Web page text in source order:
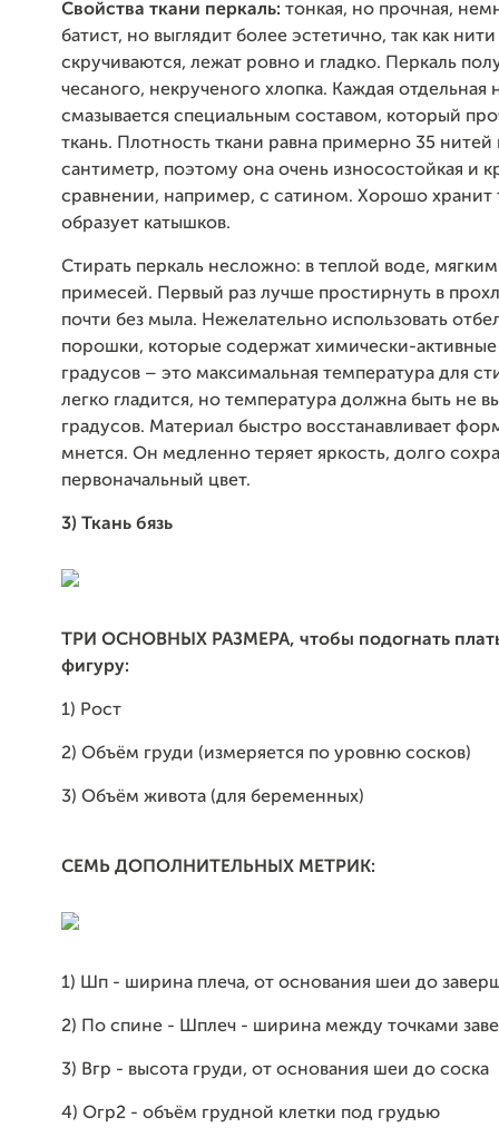
Свойства ткани перкаль: тонкая, но прочная,
батист, но выглядит более эстетично, так как
скручиваются, лежат ровно и гладко. Перкаль
чесаного, некрученого хлопка. Каждая отдельная
смазывается специальным составом, который
ткань. Плотность ткани равна примерно 35 нитей
сантиметр, поэтому она очень износостойкая и
сравнении, например, с сатином. Хорошо хранит
образует катышков.
Стирать перкаль несложно: в теплой воде,
примесей. Первый раз лучше простирнуть в
почти без мыла. Нежелательно использовать
порошки, которые содержат химически-
градусов – это максимальная температура для
легко гладится, но температура должна быть не
градусов. Материал быстро восстанавливает
мнется. Он медленно теряет яркость, долго
первоначальный цвет.
3) Ткань бязь
ТРИ ОСНОВНЫХ РАЗМЕРА, чтобы подогнать
фигуру:
1) Рост
2) Объём груди (измеряется по уровню сосков)
3) Объём живота (для беременных)
СЕМЬ ДОПОЛНИТЕЛЬНЫХ МЕТРИК:
1) Шп - ширина плеча, от основания шеи до
2) По спине - Шплеч - ширина между точками
3) Вгр - высота груди, от основания шеи до соска
4) Огр2 - объём грудной клетки под грудью